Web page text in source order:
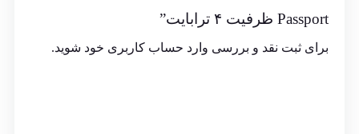
Passport ظرفیت ۴ ترابایت”
برای ثبت نقد و بررسی وارد حساب کاربری خود شوید.